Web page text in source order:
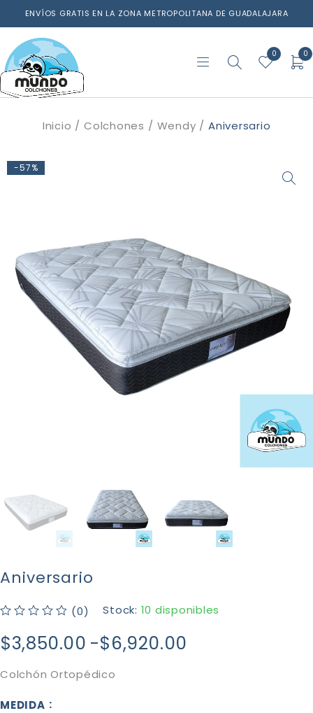
ENVÍOS GRATIS EN LA ZONA METROPOLITANA DE GUADALAJARA
0 0
Inicio / Colchones / Wendy / Aniversario
-57%
Aniversario
(0) Stock: 10 disponibles
Colchón Ortopédico
$3,850.00 -$6,920.00
MEDIDA